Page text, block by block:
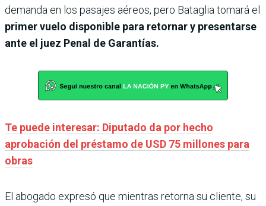
demanda en los pasajes aéreos, pero Bataglia tomará el
primer vuelo disponible para retornar y presentarse
ante el juez Penal de Garantías.
Te puede interesar: Diputado da por hecho
aprobación del préstamo de USD 75 millones para
obras
El abogado expresó que mientras retorna su cliente, su